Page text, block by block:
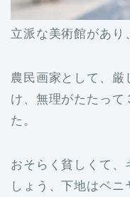
立派な美術館があり
農民画家として、厳
け、無理がたたって
た。
おそらく貧しくて、
しょう、下地はベニ